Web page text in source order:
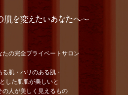
たの完全プライベートサロン
る肌・ハリのある肌・
した肌肌が美しいと
の人が美しく見えるもの